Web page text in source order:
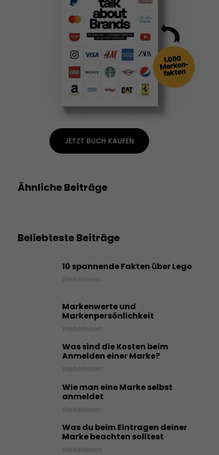
JETZT BUCH KAUFEN
Ähnliche Beiträge
Beliebteste Beiträge
10 spannende Fakten über Lego
Weiterlesen
Markenwerte und
Markenpersönlichkeit
Weiterlesen
Was sind die Kosten beim
Anmelden einer Marke?
Weiterlesen
Wie man eine Marke selbst
anmeldet
Weiterlesen
Was du beim Eintragen deiner
Marke beachten solltest
Weiterlesen